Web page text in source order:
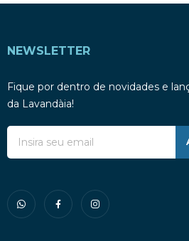
NEWSLETTER
Fique por dentro de novidades e
da Lavandàia!